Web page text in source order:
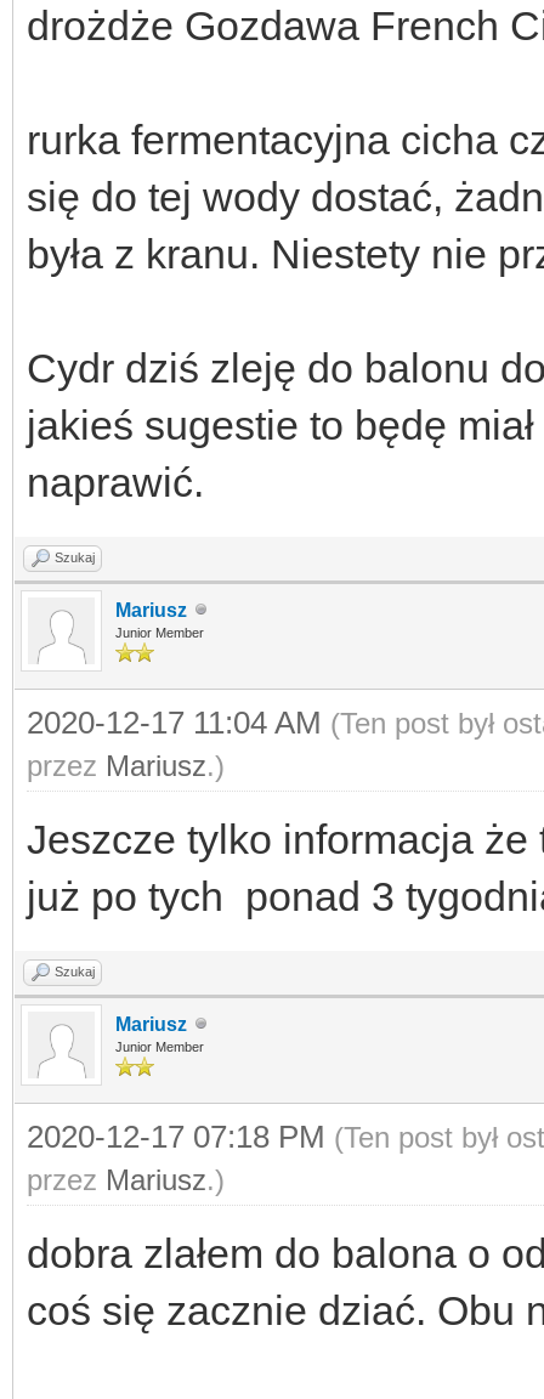
drożdże Gozdawa French
rurka fermentacyjna cicha
się do tej wody dostać,
była z kranu. Niestety nie
Cydr dziś zleję do balonu
jakieś sugestie to będę
naprawić.
Szukaj
Mariusz
Junior Member
2020-12-17 11:04 AM (Ten post był
przez Mariusz.)
Jeszcze tylko informacja że
już po tych ponad 3
Szukaj
Mariusz
Junior Member
2020-12-17 07:18 PM (Ten post był
przez Mariusz.)
dobra zlałem do balona o
coś się zacznie dziać. Obu